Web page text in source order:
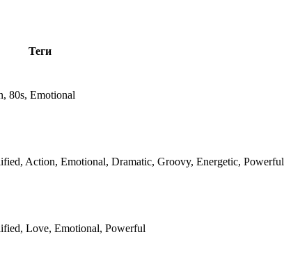
Теги
80s, Emotional
Action, Emotional, Dramatic, Groovy, Energetic, Powerful
Love, Emotional, Powerful